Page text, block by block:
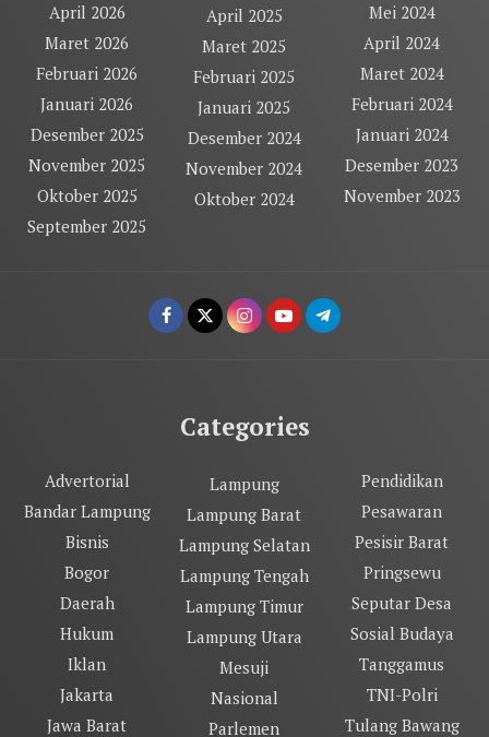
April 2026
Maret 2026
Februari 2026
Januari 2026
Desember 2025
November 2025
Oktober 2025
September 2025
April 2025
Maret 2025
Februari 2025
Januari 2025
Desember 2024
November 2024
Oktober 2024
Mei 2024
April 2024
Maret 2024
Februari 2024
Januari 2024
Desember 2023
November 2023
Categories
Advertorial
Bandar Lampung
Bisnis
Bogor
Daerah
Hukum
Iklan
Jakarta
Jawa Barat
Lampung
Lampung Barat
Lampung Selatan
Lampung Tengah
Lampung Timur
Lampung Utara
Mesuji
Nasional
Parlemen
Pendidikan
Pesawaran
Pesisir Barat
Pringsewu
Seputar Desa
Sosial Budaya
Tanggamus
TNI-Polri
Tulang Bawang